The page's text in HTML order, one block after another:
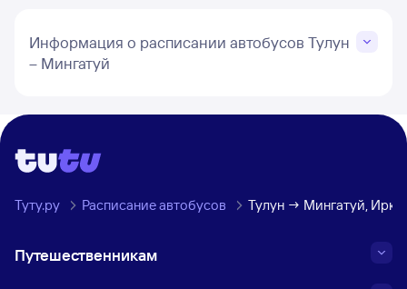
Информация о расписании автобусов Тулун
– Мингатуй
Туту.ру Расписание автобусов Тулун → Мингатуй,
Путешественникам